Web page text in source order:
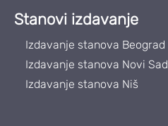
Stanovi izdavanje
Izdavanje stanova Beograd
Izdavanje stanova Novi Sad
Izdavanje stanova Niš